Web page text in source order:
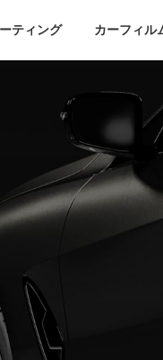
ティング カーフィル